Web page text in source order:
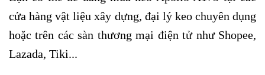
cửa hàng vật liệu xây dựng, đại lý keo chuyên dụng
hoặc trên các sàn thương mại điện tử như Shopee,
Lazada, Tiki...